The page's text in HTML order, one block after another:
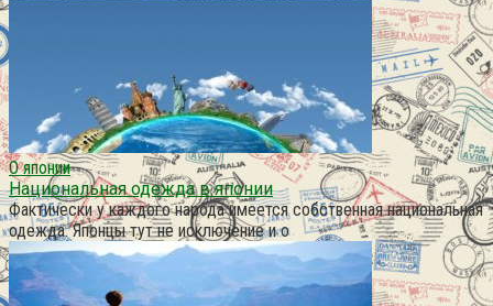
О японии
Национальная одежда в японии
Фактически у каждого народа имеется собственная национальная
одежда. Японцы тут не исключение и о